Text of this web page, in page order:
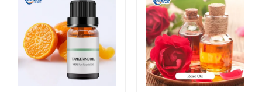
نمایش VR
درباره ما
تور کارخانه